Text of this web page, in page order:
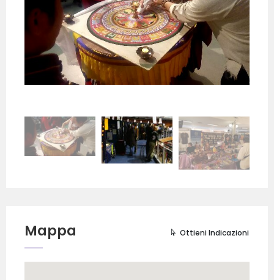
Mappa Ottieni Indicazioni